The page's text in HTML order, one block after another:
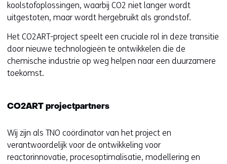
koolstofoplossingen, waarbij CO2 niet langer wordt
uitgestoten, maar wordt hergebruikt als grondstof.
Het CO2ART-project speelt een cruciale rol in deze transitie
door nieuwe technologieën te ontwikkelen die de
chemische industrie op weg helpen naar een duurzamere
toekomst.
CO2ART projectpartners
Wij zijn als TNO coördinator van het project en
verantwoordelijk voor de ontwikkeling voor
reactorinnovatie, procesoptimalisatie, modellering en